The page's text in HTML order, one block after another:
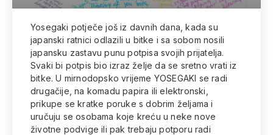
Yosegaki potječe još iz davnih dana, kada su
japanski ratnici odlazili u bitke i sa sobom nosili
japansku zastavu punu potpisa svojih prijatelja.
Svaki bi potpis bio izraz želje da se sretno vrati iz
bitke. U mirnodopsko vrijeme YOSEGAKI se radi
drugačije, na komadu papira ili elektronski,
prikupe se kratke poruke s dobrim željama i
uručuju se osobama koje kreću u neke nove
životne podvige ili pak trebaju potporu radi